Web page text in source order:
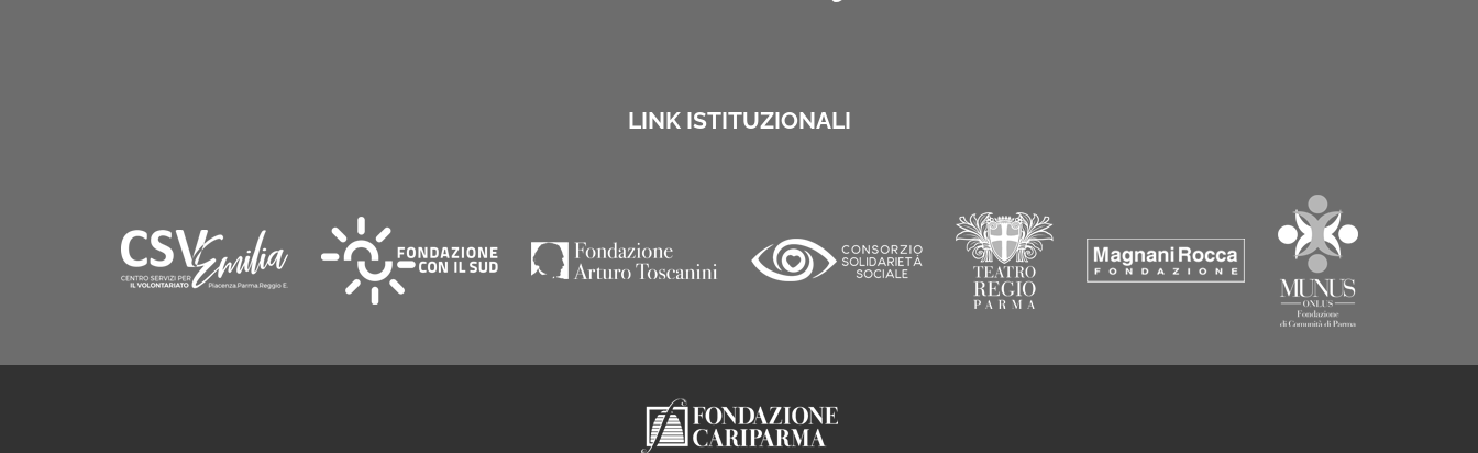
LINK ISTITUZIONALI